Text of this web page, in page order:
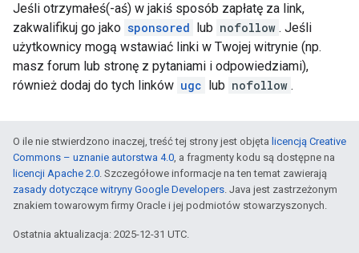
Jeśli otrzymałeś(-aś) w jakiś sposób zapłatę za link,
zakwalifikuj go jako sponsored lub nofollow . Jeśli
użytkownicy mogą wstawiać linki w Twojej witrynie (np.
masz forum lub stronę z pytaniami i odpowiedziami),
również dodaj do tych linków ugc lub nofollow .
O ile nie stwierdzono inaczej, treść tej strony jest objęta licencją Creative
Commons – uznanie autorstwa 4.0, a fragmenty kodu są dostępne na
licencji Apache 2.0. Szczegółowe informacje na ten temat zawierają
zasady dotyczące witryny Google Developers. Java jest zastrzeżonym
znakiem towarowym firmy Oracle i jej podmiotów stowarzyszonych.
Ostatnia aktualizacja: 2025-12-31 UTC.